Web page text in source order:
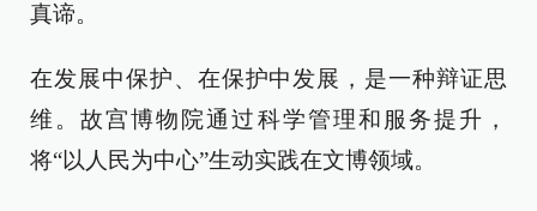
真谛。
在发展中保护、在保护中发展，是一种辩证思
维。故宫博物院通过科学管理和服务提升，
将“以人民为中心”生动实践在文博领域。